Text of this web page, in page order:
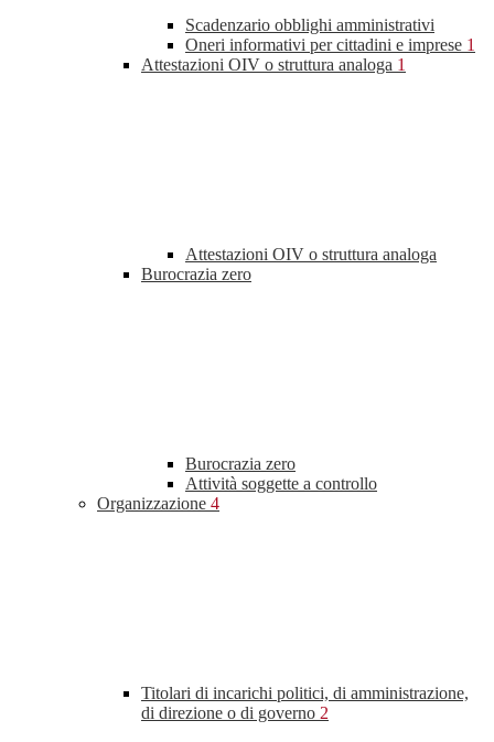
Scadenzario obblighi amministrativi
Oneri informativi per cittadini e imprese 1
Attestazioni OIV o struttura analoga 1
Attestazioni OIV o struttura analoga
Burocrazia zero
Burocrazia zero
Attività soggette a controllo
Organizzazione 4
Titolari di incarichi politici, di amministrazione,
di direzione o di governo 2